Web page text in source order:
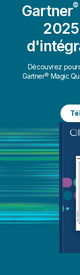
Gartner®
Découvrez
Gartner® Magic